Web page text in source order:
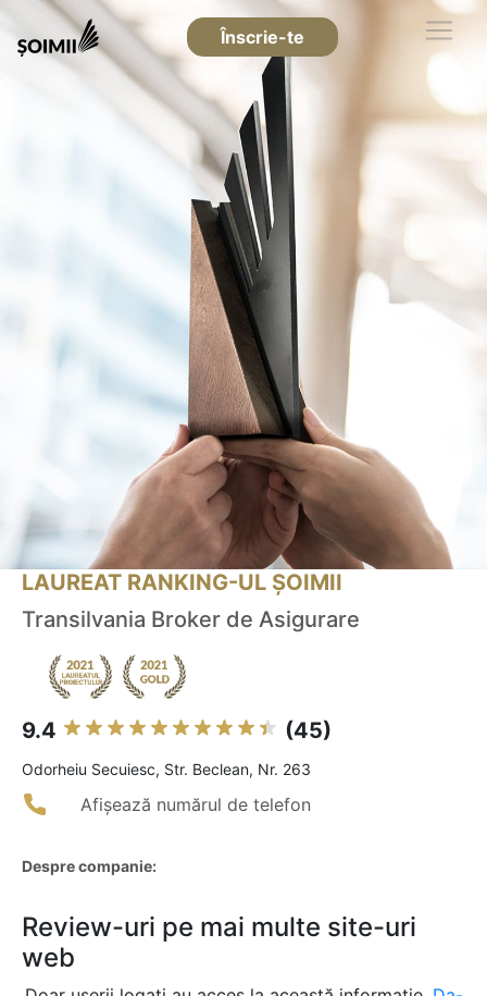
Înscrie-te
LAUREAT RANKING-UL ȘOIMII
Transilvania Broker de Asigurare
9.4 (45)
Odorheiu Secuiesc, Str. Beclean, Nr. 263
Afișează numărul de telefon
Despre companie:
Review-uri pe mai multe site-uri
web